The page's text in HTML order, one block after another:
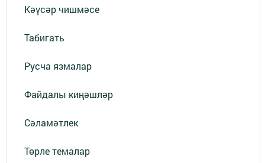
Кәүсәр чишмәсе
Табигать
Русча язмалар
Файдалы киңәшләр
Сәламәтлек
Төрле темалар